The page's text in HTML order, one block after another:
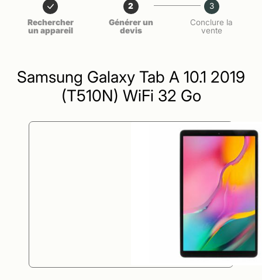
Rechercher
un appareil
2
Générer un
devis
3
Conclure la
vente
Samsung Galaxy Tab A 10.1 2019
(T510N) WiFi 32 Go